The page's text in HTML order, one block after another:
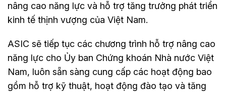
nâng cao năng lực và hỗ trợ tăng trưởng phát triển
kinh tế thịnh vượng của Việt Nam.
ASIC sẽ tiếp tục các chương trình hỗ trợ nâng cao
năng lực cho Ủy ban Chứng khoán Nhà nước Việt
Nam, luôn sẵn sàng cung cấp các hoạt động bao
gồm hỗ trợ kỹ thuật, hoạt động đào tạo và tăng